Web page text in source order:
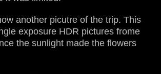
another picutre of the trip. This
exposure HDR pictures frome
the sunlight made the flowers